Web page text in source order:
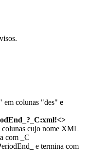
em colunas "des" e
colunas cujo nome XML
com _C
e termina com